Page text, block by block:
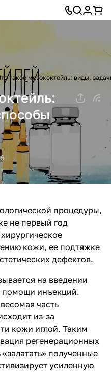
такое мезококтейль: виды,
процедуры,
не первый год
кожи, ее подтяжке
дефектов.
на введении
помощи инъекций.
часть
из-за
кожи иглой. Таким
регенерационных
полученные
усиленную